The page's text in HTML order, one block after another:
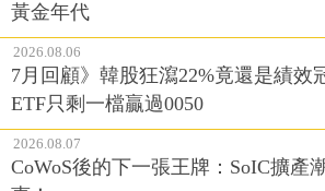
黃金年代
2026.08.06
7月回顧》韓股狂瀉22%竟還是績效
ETF只剩一檔贏過0050
2026.08.07
CoWoS後的下一張王牌：SoIC擴產